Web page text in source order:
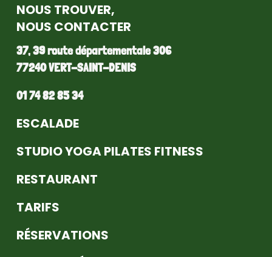
NOUS TROUVER,
NOUS CONTACTER
37, 39 route départementale 306
77240 VERT-SAINT-DENIS
01 74 82 85 34
ESCALADE
STUDIO YOGA PILATES FITNESS
RESTAURANT
TARIFS
RÉSERVATIONS